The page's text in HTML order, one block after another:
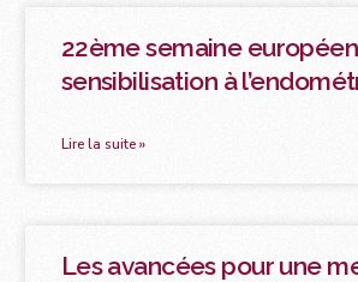
22ème semaine
sensibilisation à
Lire la suite »
Les avancées pour une